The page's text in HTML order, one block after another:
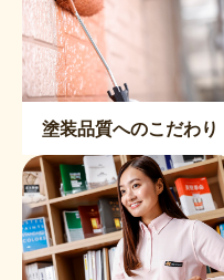
塗装品質へのこだわり